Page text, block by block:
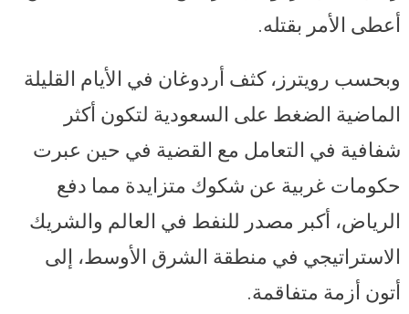
أعطى الأمر بقتله.
وبحسب رويترز، كثف أردوغان في الأيام القليلة
الماضية الضغط على السعودية لتكون أكثر
شفافية في التعامل مع القضية في حين عبرت
حكومات غربية عن شكوك متزايدة مما دفع
الرياض، أكبر مصدر للنفط في العالم والشريك
الاستراتيجي في منطقة الشرق الأوسط، إلى
أتون أزمة متفاقمة.